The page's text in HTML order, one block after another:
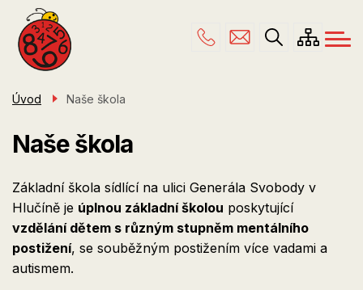
hlavnímu
obsahu
Menu
navigace
ŠKOLA
PRO RODIČE
KONTAKTY
Úvod Naše škola
Naše škola
Základní škola sídlící na ulici Generála Svobody v
Hlučíně je úplnou základní školou poskytující
vzdělání dětem s různým stupněm mentálního
postižení, se souběžným postižením více vadami a
autismem.